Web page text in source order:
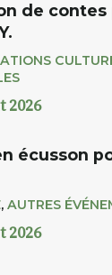
de contes
2026
écusson
, AUTRES
2026